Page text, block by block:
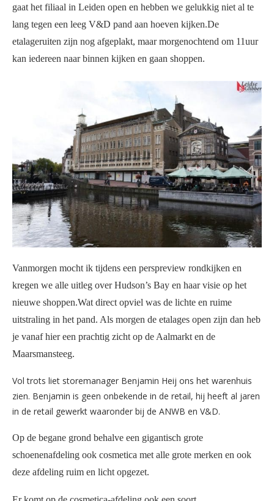
gaat het filiaal in Leiden open en hebben we gelukkig niet al te
lang tegen een leeg V&D pand aan hoeven kijken.De
etalageruiten zijn nog afgeplakt, maar morgenochtend om 11uur
kan iedereen naar binnen kijken en gaan shoppen.
Vanmorgen mocht ik tijdens een perspreview rondkijken en
kregen we alle uitleg over Hudson’s Bay en haar visie op het
nieuwe shoppen.Wat direct opviel was de lichte en ruime
uitstraling in het pand. Als morgen de etalages open zijn dan heb
je vanaf hier een prachtig zicht op de Aalmarkt en de
Maarsmansteeg.
Vol trots liet storemanager Benjamin Heij ons het warenhuis
zien. Benjamin is geen onbekende in de retail, hij heeft al jaren
in de retail gewerkt waaronder bij de ANWB en V&D.
Op de begane grond behalve een gigantisch grote
schoenenafdeling ook cosmetica met alle grote merken en ook
deze afdeling ruim en licht opgezet.